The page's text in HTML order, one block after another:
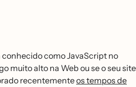
como JavaScript no
muito alto na Web ou se o seu site
recentementeos tempos de